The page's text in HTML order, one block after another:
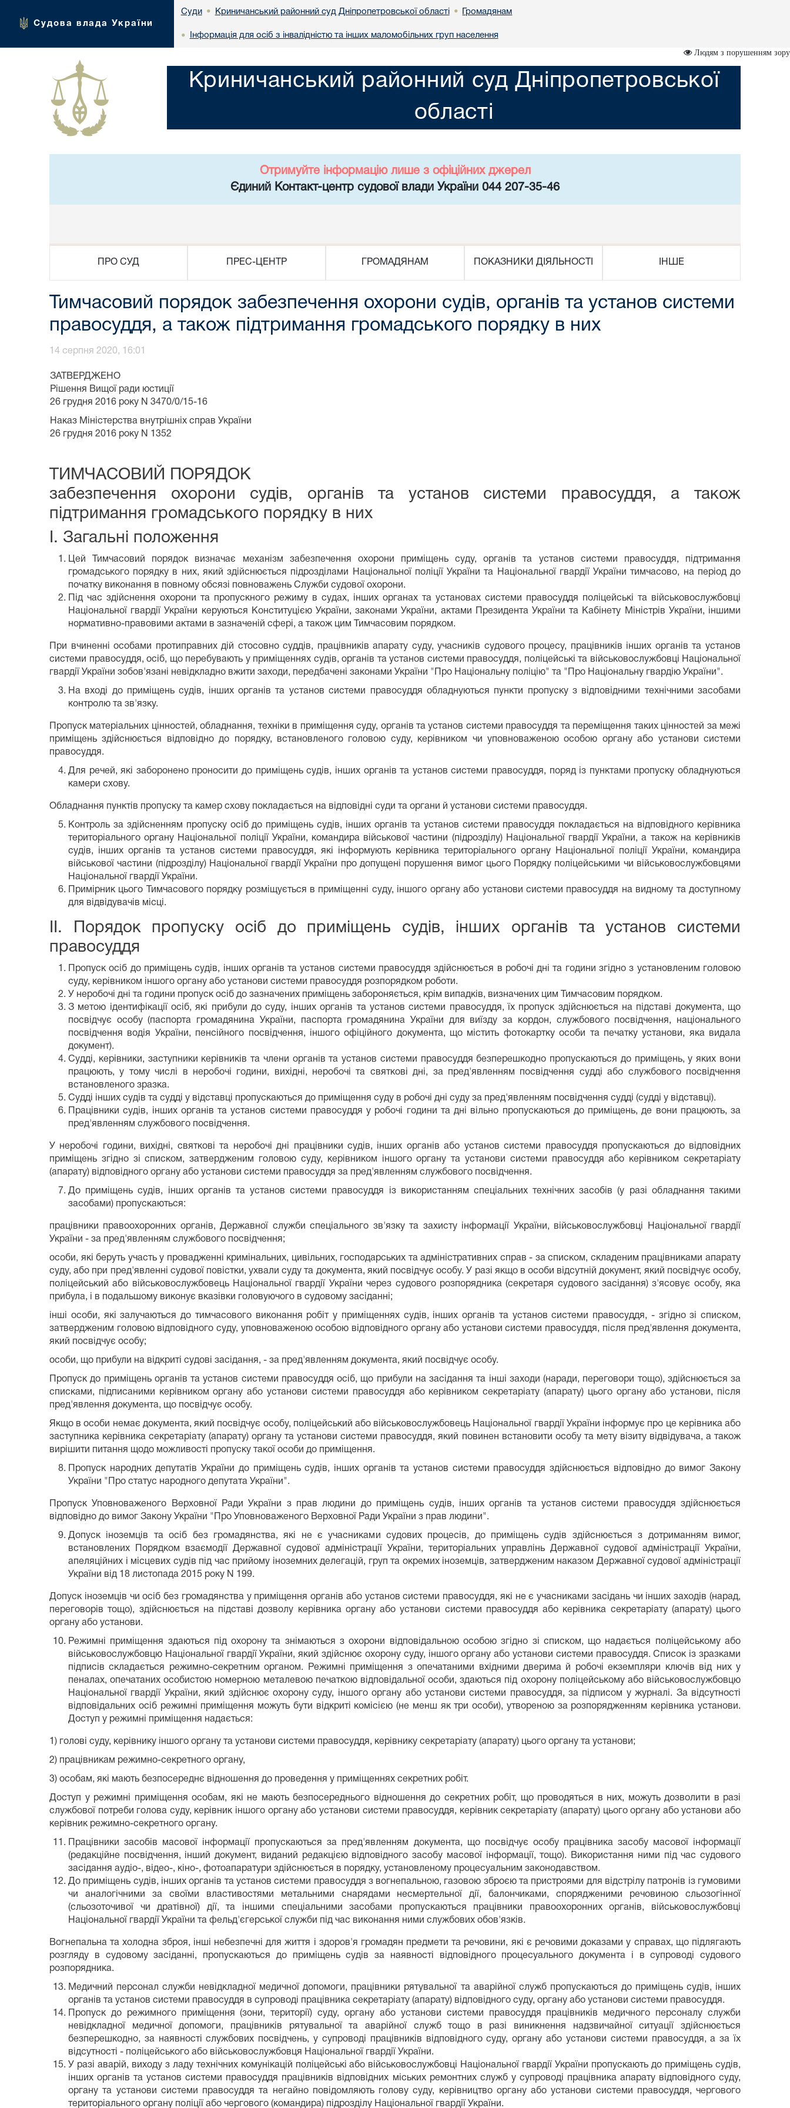
Судова влада України
Суди • Криничанський районний суд Дніпропетровської області • Громадянам
• Інформація для осіб з інвалідністю та інших маломобільних груп населення
Людям з порушенням зору
Криничанський районний суд Дніпропетровської
області
Отримуйте інформацію лише з офіційних джерел
Єдиний Контакт-центр судової влади України 044 207-35-46
ПРО СУД ПРЕС-ЦЕНТР ГРОМАДЯНАМ ПОКАЗНИКИ ДІЯЛЬНОСТІ ІНШЕ
Тимчасовий порядок забезпечення охорони судів, органів та установ системи
правосуддя, а також підтримання громадського порядку в них
14 серпня 2020, 16:01
ЗАТВЕРДЖЕНО
Рішення Вищої ради юстиції
26 грудня 2016 року N 3470/0/15-16
Наказ Міністерства внутрішніх справ України
26 грудня 2016 року N 1352
ТИМЧАСОВИЙ ПОРЯДОК
забезпечення охорони судів, органів та установ системи правосуддя, а також
підтримання громадського порядку в них
I. Загальні положення
Цей Тимчасовий порядок визначає механізм забезпечення охорони приміщень суду, органів та установ системи правосуддя, підтримання
громадського порядку в них, який здійснюється підрозділами Національної поліції України та Національної гвардії України тимчасово, на період до
початку виконання в повному обсязі повноважень Служби судової охорони.
Під час здійснення охорони та пропускного режиму в судах, інших органах та установах системи правосуддя поліцейські та військовослужбовці
Національної гвардії України керуються Конституцією України, законами України, актами Президента України та Кабінету Міністрів України, іншими
нормативно-правовими актами в зазначеній сфері, а також цим Тимчасовим порядком.
При вчиненні особами протиправних дій стосовно суддів, працівників апарату суду, учасників судового процесу, працівників інших органів та установ
системи правосуддя, осіб, що перебувають у приміщеннях судів, органів та установ системи правосуддя, поліцейські та військовослужбовці Національної
гвардії України зобов'язані невідкладно вжити заходи, передбачені законами України "Про Національну поліцію" та "Про Національну гвардію України".
На вході до приміщень судів, інших органів та установ системи правосуддя обладнуються пункти пропуску з відповідними технічними засобами
контролю та зв'язку.
Пропуск матеріальних цінностей, обладнання, техніки в приміщення суду, органів та установ системи правосуддя та переміщення таких цінностей за межі
приміщень здійснюється відповідно до порядку, встановленого головою суду, керівником чи уповноваженою особою органу або установи системи
правосуддя.
Для речей, які заборонено проносити до приміщень судів, інших органів та установ системи правосуддя, поряд із пунктами пропуску обладнуються
камери схову.
Обладнання пунктів пропуску та камер схову покладається на відповідні суди та органи й установи системи правосуддя.
Контроль за здійсненням пропуску осіб до приміщень судів, інших органів та установ системи правосуддя покладається на відповідного керівника
територіального органу Національної поліції України, командира військової частини (підрозділу) Національної гвардії України, а також на керівників
судів, інших органів та установ системи правосуддя, які інформують керівника територіального органу Національної поліції України, командира
військової частини (підрозділу) Національної гвардії України про допущені порушення вимог цього Порядку поліцейськими чи військовослужбовцями
Національної гвардії України.
Примірник цього Тимчасового порядку розміщується в приміщенні суду, іншого органу або установи системи правосуддя на видному та доступному
для відвідувачів місці.
II. Порядок пропуску осіб до приміщень судів, інших органів та установ системи
правосуддя
Пропуск осіб до приміщень судів, інших органів та установ системи правосуддя здійснюється в робочі дні та години згідно з установленим головою
суду, керівником іншого органу або установи системи правосуддя розпорядком роботи.
У неробочі дні та години пропуск осіб до зазначених приміщень забороняється, крім випадків, визначених цим Тимчасовим порядком.
З метою ідентифікації осіб, які прибули до суду, інших органів та установ системи правосуддя, їх пропуск здійснюється на підставі документа, що
посвідчує особу (паспорта громадянина України, паспорта громадянина України для виїзду за кордон, службового посвідчення, національного
посвідчення водія України, пенсійного посвідчення, іншого офіційного документа, що містить фотокартку особи та печатку установи, яка видала
документ).
Судді, керівники, заступники керівників та члени органів та установ системи правосуддя безперешкодно пропускаються до приміщень, у яких вони
працюють, у тому числі в неробочі години, вихідні, неробочі та святкові дні, за пред'явленням посвідчення судді або службового посвідчення
встановленого зразка.
Судді інших судів та судді у відставці пропускаються до приміщення суду в робочі дні суду за пред'явленням посвідчення судді (судді у відставці).
Працівники судів, інших органів та установ системи правосуддя у робочі години та дні вільно пропускаються до приміщень, де вони працюють, за
пред'явленням службового посвідчення.
У неробочі години, вихідні, святкові та неробочі дні працівники судів, інших органів або установ системи правосуддя пропускаються до відповідних
приміщень згідно зі списком, затвердженим головою суду, керівником іншого органу та установи системи правосуддя або керівником секретаріату
(апарату) відповідного органу або установи системи правосуддя за пред'явленням службового посвідчення.
До приміщень судів, інших органів та установ системи правосуддя із використанням спеціальних технічних засобів (у разі обладнання такими
засобами) пропускаються:
працівники правоохоронних органів, Державної служби спеціального зв'язку та захисту інформації України, військовослужбовці Національної гвардії
України - за пред'явленням службового посвідчення;
особи, які беруть участь у провадженні кримінальних, цивільних, господарських та адміністративних справ - за списком, складеним працівниками апарату
суду, або при пред'явленні судової повістки, ухвали суду та документа, який посвідчує особу. У разі якщо в особи відсутній документ, який посвідчує особу,
поліцейський або військовослужбовець Національної гвардії України через судового розпорядника (секретаря судового засідання) з'ясовує особу, яка
прибула, і в подальшому виконує вказівки головуючого в судовому засіданні;
інші особи, які залучаються до тимчасового виконання робіт у приміщеннях судів, інших органів та установ системи правосуддя, - згідно зі списком,
затвердженим головою відповідного суду, уповноваженою особою відповідного органу або установи системи правосуддя, після пред'явлення документа,
який посвідчує особу;
особи, що прибули на відкриті судові засідання, - за пред'явленням документа, який посвідчує особу.
Пропуск до приміщень органів та установ системи правосуддя осіб, що прибули на засідання та інші заходи (наради, переговори тощо), здійснюється за
списками, підписаними керівником органу або установи системи правосуддя або керівником секретаріату (апарату) цього органу або установи, після
пред'явлення документа, що посвідчує особу.
Якщо в особи немає документа, який посвідчує особу, поліцейський або військовослужбовець Національної гвардії України інформує про це керівника або
заступника керівника секретаріату (апарату) органу та установи системи правосуддя, який повинен встановити особу та мету візиту відвідувача, а також
вирішити питання щодо можливості пропуску такої особи до приміщення.
Пропуск народних депутатів України до приміщень судів, інших органів та установ системи правосуддя здійснюється відповідно до вимог Закону
України "Про статус народного депутата України".
Пропуск Уповноваженого Верховної Ради України з прав людини до приміщень судів, інших органів та установ системи правосуддя здійснюється
відповідно до вимог Закону України "Про Уповноваженого Верховної Ради України з прав людини".
Допуск іноземців та осіб без громадянства, які не є учасниками судових процесів, до приміщень судів здійснюється з дотриманням вимог,
встановлених Порядком взаємодії Державної судової адміністрації України, територіальних управлінь Державної судової адміністрації України,
апеляційних і місцевих судів під час прийому іноземних делегацій, груп та окремих іноземців, затвердженим наказом Державної судової адміністрації
України від 18 листопада 2015 року N 199.
Допуск іноземців чи осіб без громадянства у приміщення органів або установ системи правосуддя, які не є учасниками засідань чи інших заходів (нарад,
переговорів тощо), здійснюється на підставі дозволу керівника органу або установи системи правосуддя або керівника секретаріату (апарату) цього
органу або установи.
Режимні приміщення здаються під охорону та знімаються з охорони відповідальною особою згідно зі списком, що надається поліцейському або
військовослужбовцю Національної гвардії України, який здійснює охорону суду, іншого органу або установи системи правосуддя. Список із зразками
підписів складається режимно-секретним органом. Режимні приміщення з опечатаними вхідними дверима й робочі екземпляри ключів від них у
пеналах, опечатаних особистою номерною металевою печаткою відповідальної особи, здаються під охорону поліцейському або військовослужбовцю
Національної гвардії України, який здійснює охорону суду, іншого органу або установи системи правосуддя, за підписом у журналі. За відсутності
відповідальних осіб режимні приміщення можуть бути відкриті комісією (не менш як три особи), утвореною за розпорядженням керівника установи.
Доступ у режимні приміщення надається:
1) голові суду, керівнику іншого органу та установи системи правосуддя, керівнику секретаріату (апарату) цього органу та установи;
2) працівникам режимно-секретного органу,
3) особам, які мають безпосереднє відношення до проведення у приміщеннях секретних робіт.
Доступ у режимні приміщення особам, які не мають безпосереднього відношення до секретних робіт, що проводяться в них, можуть дозволити в разі
службової потреби голова суду, керівник іншого органу або установи системи правосуддя, керівник секретаріату (апарату) цього органу або установи або
керівник режимно-секретного органу.
Працівники засобів масової інформації пропускаються за пред'явленням документа, що посвідчує особу працівника засобу масової інформації
(редакційне посвідчення, інший документ, виданий редакцією відповідного засобу масової інформації, тощо). Використання ними під час судового
засідання аудіо-, відео-, кіно-, фотоапаратури здійснюється в порядку, установленому процесуальним законодавством.
До приміщень судів, інших органів та установ системи правосуддя з вогнепальною, газовою зброєю та пристроями для відстрілу патронів із гумовими
чи аналогічними за своїми властивостями метальними снарядами несмертельної дії, балончиками, спорядженими речовиною сльозогінної
(сльозоточивої чи дратівної) дії, та іншими спеціальними засобами пропускаються працівники правоохоронних органів, військовослужбовці
Національної гвардії України та фельд'єгерської служби під час виконання ними службових обов'язків.
Вогнепальна та холодна зброя, інші небезпечні для життя і здоров'я громадян предмети та речовини, які є речовими доказами у справах, що підлягають
розгляду в судовому засіданні, пропускаються до приміщень судів за наявності відповідного процесуального документа і в супроводі судового
розпорядника.
Медичний персонал служби невідкладної медичної допомоги, працівники рятувальної та аварійної служб пропускаються до приміщень судів, інших
органів та установ системи правосуддя в супроводі працівника секретаріату (апарату) відповідного суду, органу або установи системи правосуддя.
Пропуск до режимного приміщення (зони, території) суду, органу або установи системи правосуддя працівників медичного персоналу служби
невідкладної медичної допомоги, працівників рятувальної та аварійної служб тощо в разі виникнення надзвичайної ситуації здійснюється
безперешкодно, за наявності службових посвідчень, у супроводі працівників відповідного суду, органу або установи системи правосуддя, а за їх
відсутності - поліцейського або військовослужбовця Національної гвардії України.
У разі аварій, виходу з ладу технічних комунікацій поліцейські або військовослужбовці Національної гвардії України пропускають до приміщень судів,
інших органів та установ системи правосуддя працівників відповідних міських ремонтних служб у супроводі працівника апарату відповідного суду,
органу та установи системи правосуддя та негайно повідомляють голову суду, керівництво органу або установи системи правосуддя, чергового
територіального органу поліції або чергового (командира) підрозділу Національної гвардії України.